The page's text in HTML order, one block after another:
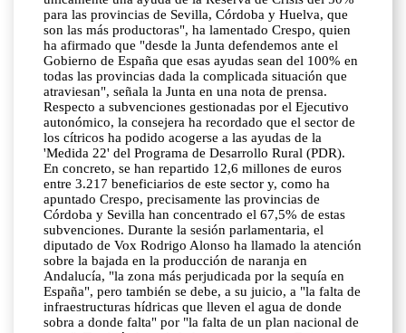
para las provincias de Sevilla, Córdoba y Huelva, que
son las más productoras", ha lamentado Crespo, quien
ha afirmado que "desde la Junta defendemos ante el
Gobierno de España que esas ayudas sean del 100% en
todas las provincias dada la complicada situación que
atraviesan", señala la Junta en una nota de prensa.
Respecto a subvenciones gestionadas por el Ejecutivo
autonómico, la consejera ha recordado que el sector de
los cítricos ha podido acogerse a las ayudas de la
'Medida 22' del Programa de Desarrollo Rural (PDR).
En concreto, se han repartido 12,6 millones de euros
entre 3.217 beneficiarios de este sector y, como ha
apuntado Crespo, precisamente las provincias de
Córdoba y Sevilla han concentrado el 67,5% de estas
subvenciones. Durante la sesión parlamentaria, el
diputado de Vox Rodrigo Alonso ha llamado la atención
sobre la bajada en la producción de naranja en
Andalucía, "la zona más perjudicada por la sequía en
España", pero también se debe, a su juicio, a "la falta de
infraestructuras hídricas que lleven el agua de donde
sobra a donde falta" por "la falta de un plan nacional de